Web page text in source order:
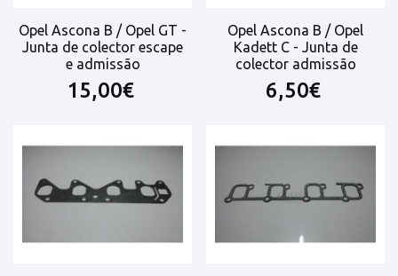
Opel Ascona B / Opel GT -
Junta de colector escape
e admissão
15,00€
Opel Ascona B / Opel
Kadett C - Junta de
colector admissão
6,50€